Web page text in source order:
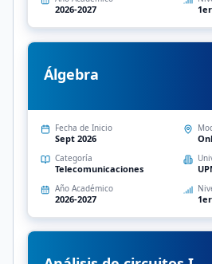
2026-2027
Álgebra
Fecha de Inicio
Sept 2026
Categoría
Telecomunicaciones
Año Académico
2026-2027